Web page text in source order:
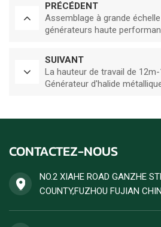
PRÉCÉDENT
Assemblage à grande
générateurs haute
SUIVANT
La hauteur de travail de
Générateur d'halide
CONTACTEZ-NOUS
NO.2 XIAHE ROAD GANZHE
COUNTY,FUZHOU FUJIAN